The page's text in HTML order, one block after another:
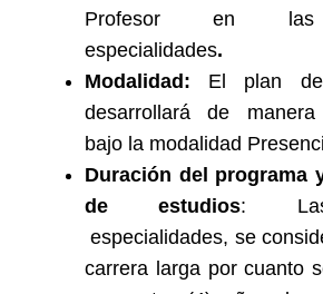
Profesor en las
especialidades.
Modalidad: El plan de
desarrollará de manera
bajo la modalidad
Duración del programa
de estudios: Las
especialidades, se
carrera larga por cuanto